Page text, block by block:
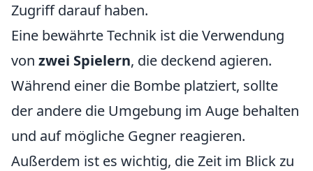
Zugriff darauf haben.
Eine bewährte Technik ist die Verwendung
von zwei Spielern, die deckend agieren.
Während einer die Bombe platziert, sollte
der andere die Umgebung im Auge behalten
und auf mögliche Gegner reagieren.
Außerdem ist es wichtig, die Zeit im Blick zu